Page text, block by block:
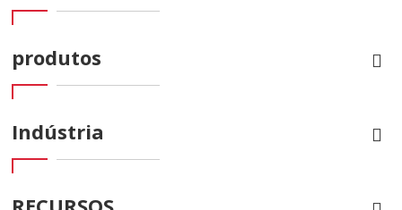
produtos
Indústria